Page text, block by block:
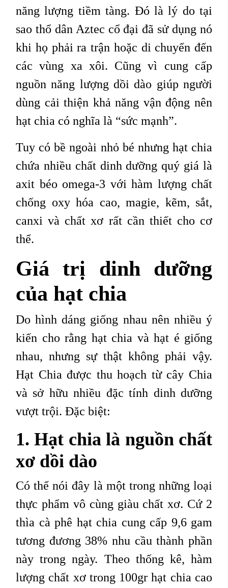
năng lượng tiềm tàng. Đó là lý do tại
sao thổ dân Aztec cổ đại đã sử dụng nó
khi họ phải ra trận hoặc di chuyển đến
các vùng xa xôi. Cũng vì cung cấp
nguồn năng lượng dồi dào giúp người
dùng cải thiện khả năng vận động nên
hạt chia có nghĩa là “sức mạnh”.
Tuy có bề ngoài nhỏ bé nhưng hạt chia
chứa nhiều chất dinh dưỡng quý giá là
axit béo omega-3 với hàm lượng chất
chống oxy hóa cao, magie, kẽm, sắt,
canxi và chất xơ rất cần thiết cho cơ
thể.
Giá trị dinh dưỡng
của hạt chia
Do hình dáng giống nhau nên nhiều ý
kiến cho rằng hạt chia và hạt é giống
nhau, nhưng sự thật không phải vậy.
Hạt Chia được thu hoạch từ cây Chia
và sở hữu nhiều đặc tính dinh dưỡng
vượt trội. Đặc biệt:
1. Hạt chia là nguồn chất
xơ dồi dào
Có thể nói đây là một trong những loại
thực phẩm vô cùng giàu chất xơ. Cứ 2
thìa cà phê hạt chia cung cấp 9,6 gam
tương đương 38% nhu cầu thành phần
này trong ngày. Theo thống kê, hàm
lượng chất xơ trong 100gr hạt chia cao